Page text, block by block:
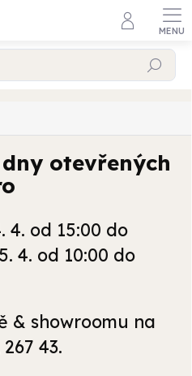
Hledat
otevřených
4. od 15:00 do
4. od 10:00 do
& showroomu na
43.